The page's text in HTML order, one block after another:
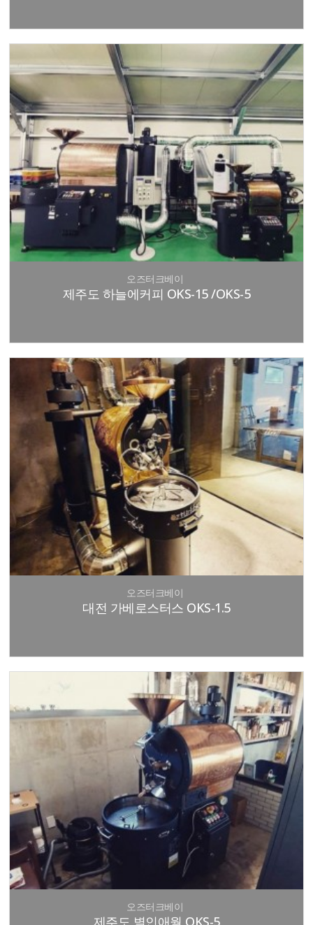
오즈터크베이
제주도 하늘에커피 OKS-15 /OKS-5
오즈터크베이
대전 가베로스터스 OKS-1.5
오즈터크베이